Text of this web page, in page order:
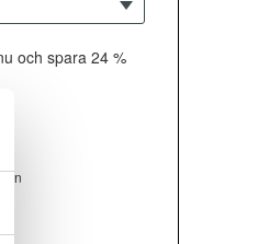
och spara 24 %